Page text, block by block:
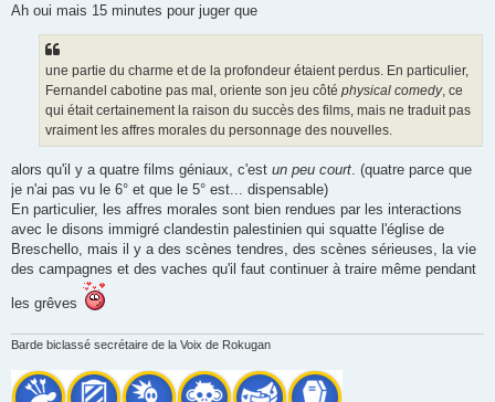
Ah oui mais 15 minutes pour juger que
une partie du charme et de la profondeur étaient perdus. En particulier,
Fernandel cabotine pas mal, oriente son jeu côté physical comedy, ce
qui était certainement la raison du succès des films, mais ne traduit pas
vraiment les affres morales du personnage des nouvelles.
alors qu'il y a quatre films géniaux, c'est un peu court. (quatre parce que
je n'ai pas vu le 6° et que le 5° est... dispensable)
En particulier, les affres morales sont bien rendues par les interactions
avec le disons immigré clandestin palestinien qui squatte l'église de
Breschello, mais il y a des scènes tendres, des scènes sérieuses, la vie
des campagnes et des vaches qu'il faut continuer à traire même pendant
les grêves
Barde biclassé secrétaire de la Voix de Rokugan